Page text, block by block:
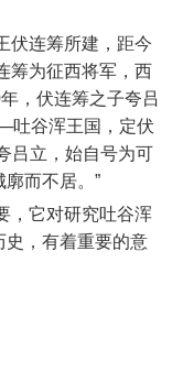
连筹所建，距今
筹为征西将军，西
，伏连筹之子夸吕
吐谷浑王国，定伏
吕立，始自号为可
而不居。”
它对研究吐谷浑
史，有着重要的意